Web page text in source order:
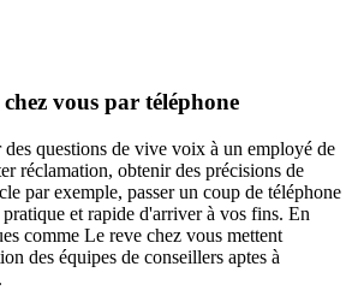
vous par téléphone
des questions de vive voix à un employé de
réclamation, obtenir des précisions de
par exemple, passer un coup de téléphone
et rapide d'arriver à vos fins. En
comme Le reve chez vous mettent
des équipes de conseillers aptes à